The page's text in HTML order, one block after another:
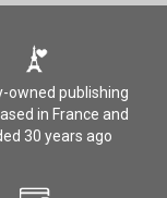
owned publishing
in France and
30 years ago